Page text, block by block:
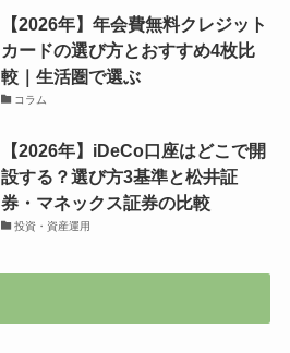
【2026年】年会費無料クレジット
カードの選び方とおすすめ4枚比
較｜生活圏で選ぶ
コラム
【2026年】iDeCo口座はどこで開
設する？選び方3基準と松井証
券・マネックス証券の比較
投資・資産運用